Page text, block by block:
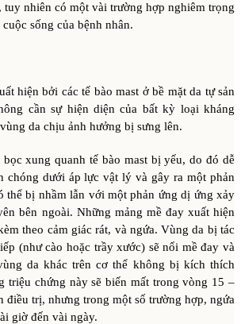
tuy nhiên có một vài trường hợp nghiêm trọng
sống của bệnh nhân.
hiện bởi các tế bào mast ở bề mặt da tự sản
cần sự hiện diện của bất kỳ loại kháng
da chịu ảnh hưởng bị sưng lên.
xung quanh tế bào mast bị yếu, do đó dễ
chóng dưới áp lực vật lý và gây ra một phản
thể bị nhầm lẫn với một phản ứng dị ứng xảy
bên ngoài. Những mảng mề đay xuất hiện
theo cảm giác rát, và ngứa. Vùng da bị tác
(như cào hoặc trầy xước) sẽ nổi mề đay và
da khác trên cơ thể không bị kích thích
triệu chứng này sẽ biến mất trong vòng 15 –
điều trị, nhưng trong một số trường hợp, ngứa
giờ đến vài ngày.